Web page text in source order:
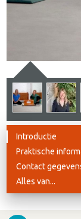
Introductie
Praktische
Contact
Alles van...